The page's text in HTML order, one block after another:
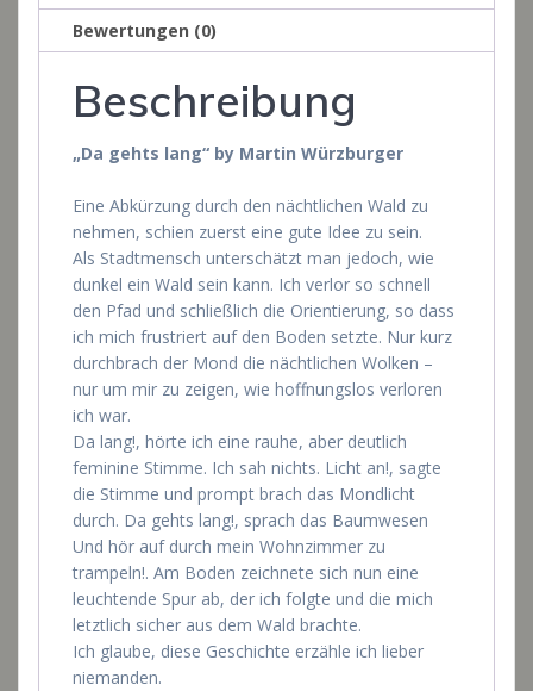
Bewertungen (0)
Beschreibung
„Da gehts lang“ by Martin Würzburger
Eine Abkürzung durch den nächtlichen Wald zu
nehmen, schien zuerst eine gute Idee zu sein.
Als Stadtmensch unterschätzt man jedoch, wie
dunkel ein Wald sein kann. Ich verlor so schnell
den Pfad und schließlich die Orientierung, so dass
ich mich frustriert auf den Boden setzte. Nur kurz
durchbrach der Mond die nächtlichen Wolken –
nur um mir zu zeigen, wie hoffnungslos verloren
ich war.
Da lang!, hörte ich eine rauhe, aber deutlich
feminine Stimme. Ich sah nichts. Licht an!, sagte
die Stimme und prompt brach das Mondlicht
durch. Da gehts lang!, sprach das Baumwesen
Und hör auf durch mein Wohnzimmer zu
trampeln!. Am Boden zeichnete sich nun eine
leuchtende Spur ab, der ich folgte und die mich
letztlich sicher aus dem Wald brachte.
Ich glaube, diese Geschichte erzähle ich lieber
niemanden.